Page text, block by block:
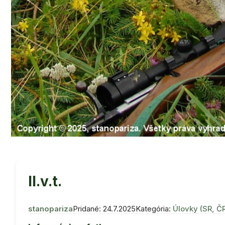
ll.v.t.
stanoparizaPridané: 24.7.2025Kategória: Úlovky (SR,